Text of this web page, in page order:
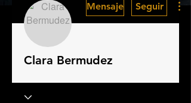
Mensaje Seguir
Clara Bermudez